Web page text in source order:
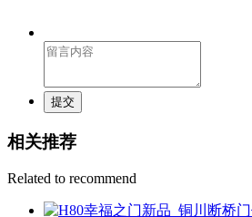
提交
相关推荐
Related to recommend